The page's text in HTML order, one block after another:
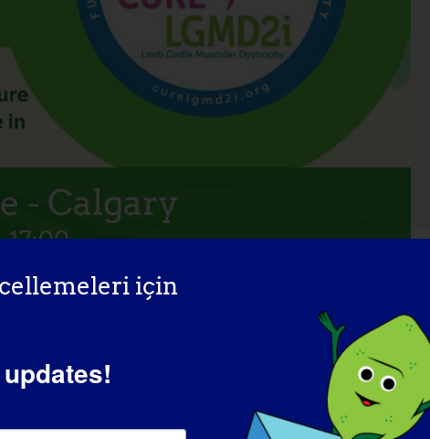
- Calgary
17:00
olacak. LGMD2i'nin tedavisine destek olmak için
ve nasıl destek olunacağı hakkında daha fazla
için